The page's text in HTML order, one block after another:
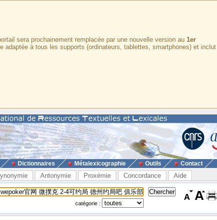
sera prochainement remplacée par une nouvelle version au 1er
adaptée à tous les supports (ordinateurs, tablettes, smartphones) et inclut
Dictionnaires Métalexicographie Outils Contact
Antonymie Proxémie Concordance Aide
catégorie :